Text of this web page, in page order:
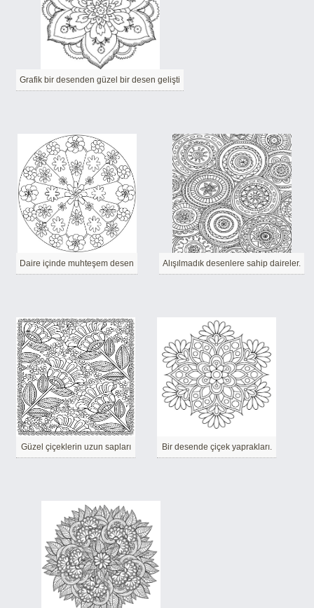
Grafik bir desenden güzel bir desen gelişti
Daire içinde muhteşem desen Alışılmadık desenlere sahip daireler.
Güzel çiçeklerin uzun sapları Bir desende çiçek yaprakları.